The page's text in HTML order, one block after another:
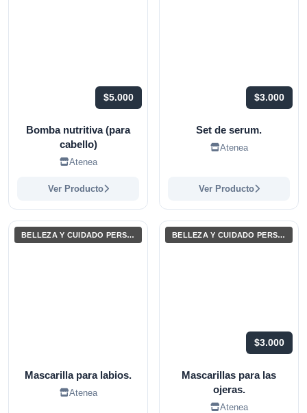
$5.000
Bomba nutritiva (para
cabello)
Atenea
Ver Producto
$3.000
Set de serum.
Atenea
Ver Producto
BELLEZA Y CUIDADO PERSONAL
Mascarilla para labios.
Atenea
BELLEZA Y CUIDADO PERSONAL
$3.000
Mascarillas para las
ojeras.
Atenea